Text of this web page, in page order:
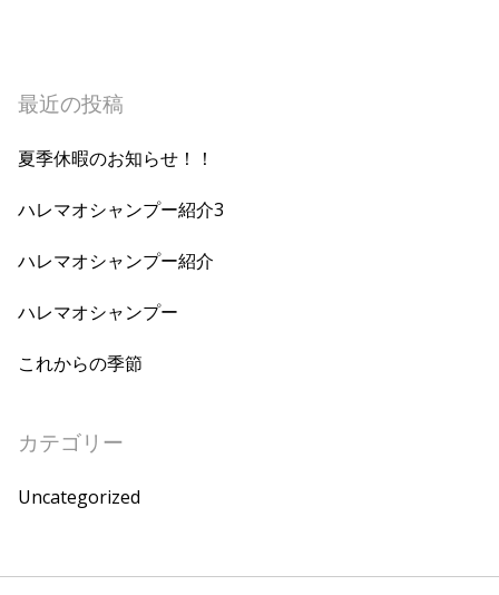
最近の投稿
夏季休暇のお知らせ！！
ハレマオシャンプー紹介3
ハレマオシャンプー紹介
ハレマオシャンプー
これからの季節
カテゴリー
Uncategorized